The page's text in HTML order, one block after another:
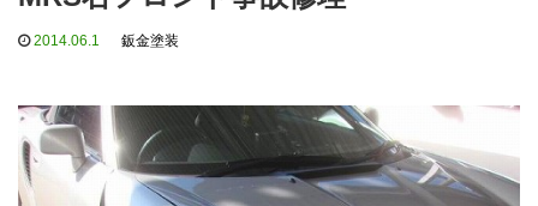
2014.06.1 鈑金塗装